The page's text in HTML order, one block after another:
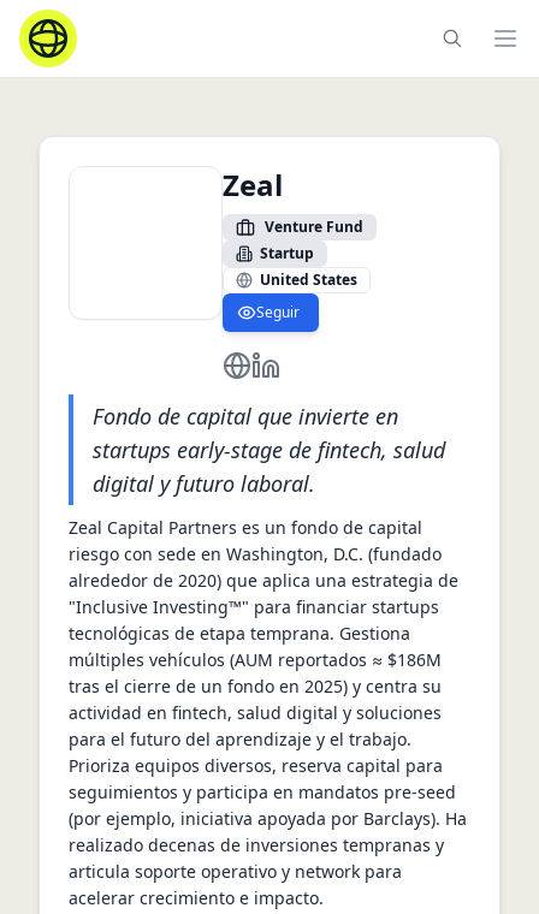
Zeal
Venture Fund
Startup
United States
Seguir
https://zeal.vc/
https://www.linkedin.com/
Fondo de capital que invierte en
startups early-stage de fintech, salud
digital y futuro laboral.
Zeal Capital Partners es un fondo de capital
riesgo con sede en Washington, D.C. (fundado
alrededor de 2020) que aplica una estrategia de
"Inclusive Investing™" para financiar startups
tecnológicas de etapa temprana. Gestiona
múltiples vehículos (AUM reportados ≈ $186M
tras el cierre de un fondo en 2025) y centra su
actividad en fintech, salud digital y soluciones
para el futuro del aprendizaje y el trabajo.
Prioriza equipos diversos, reserva capital para
seguimientos y participa en mandatos pre-seed
(por ejemplo, iniciativa apoyada por Barclays). Ha
realizado decenas de inversiones tempranas y
articula soporte operativo y network para
acelerar crecimiento e impacto.